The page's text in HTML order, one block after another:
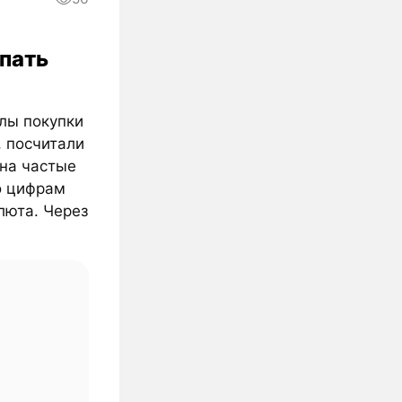
покупки
частые
цифрам
Через